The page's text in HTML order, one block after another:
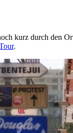
kurz durch den
.